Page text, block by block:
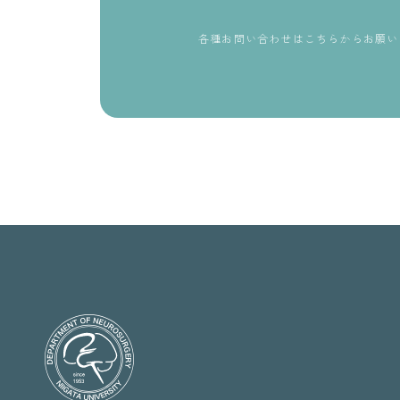
各種お問い合わせはこちらからお願い